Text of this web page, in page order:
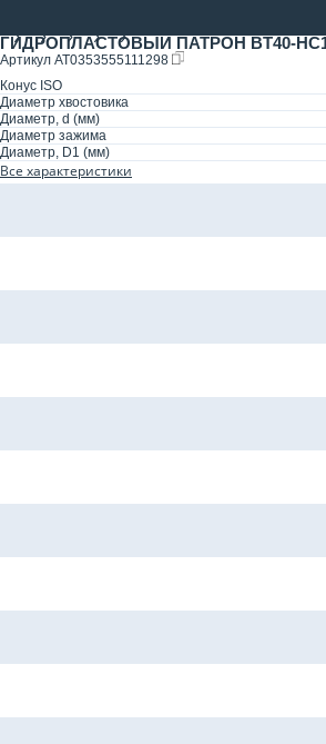
ГИДРОПЛАСТОВЫЙ ПАТРОН BT40-
Артикул AT0353555111298
Конус ISO
Диаметр хвостовика
Диаметр, d (мм)
Диаметр зажима
Диаметр, D1 (мм)
Все характеристики